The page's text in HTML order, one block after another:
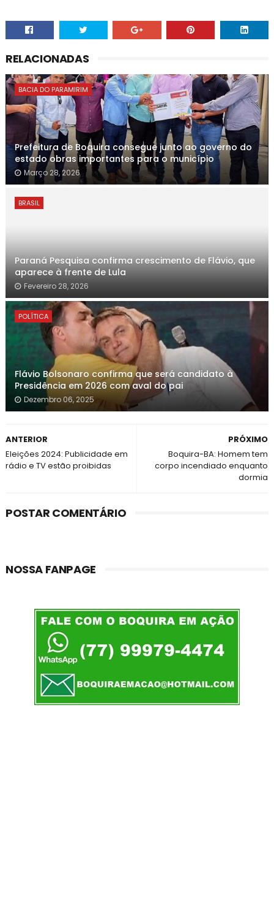
RELACIONADAS
BACIA DO PARAMIRIM
Prefeitura de Boquira consegue junto ao governo do
estado obras importantes para o município
Março 28, 2026
BRASIL
Paraná Pesquisa confirma crescimento de Flávio, que
aparece à frente de Lula
Fevereiro 28, 2026
POLÍTICA
Flávio Bolsonaro confirma que será candidato à
Presidência em 2026 com aval do pai
Dezembro 06, 2025
PRÓXIMO
Boquira-BA: Homem tem
corpo incendiado enquanto
dormia
ANTERIOR
Eleições 2024: Publicidade em
rádio e TV estão proibidas
POSTAR COMENTÁRIO
NOSSA FANPAGE